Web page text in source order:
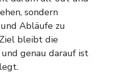
sondern
Abläufe zu
bleibt die
und genau darauf ist